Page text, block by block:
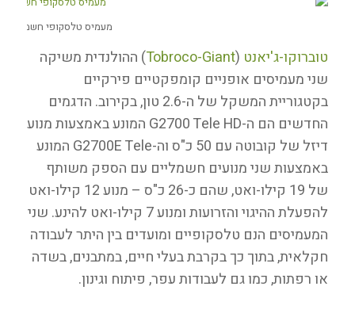
מעמיס טלסקופי חשמלי Tobroco Giant G2700E
טוברוקו-ג'יאנט (
Tobroco-Giant) ההולנדית משיקה
שני מעמיסים אופניים קומפקטיים פירקיים
בקטגוריית המשקל של ה-2.6 טון, בקירוב. הדגמים
החדשים הם ה-G2700 Tele HD המונע באמצעות מנוע
דיזל של קובוטה עם 50 כ"ס וה-G2700E Tele המונע
באמצעות שני מנועים חשמליים עם הספק משותף
של 19 קילו-ואט, שהם כ-26 כ"ס – מנוע 12 קילו-ואט
להפעלת ההיגוי והזרועות ומנוע 7 קילו-ואט להינע. שני
המעמיסים הנם טלסקופיים ומועדים בין היתר לעבודה
חקלאית, בתוך כך בקרבת בעלי חיים, במתבנים, בשדה
או רפתות, כמו גם לעבודות עפר, פיתוח וגינון.